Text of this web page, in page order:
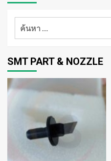
ค้นหา
SMT PART & NOZZLE